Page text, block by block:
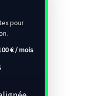
pour
€ / mois